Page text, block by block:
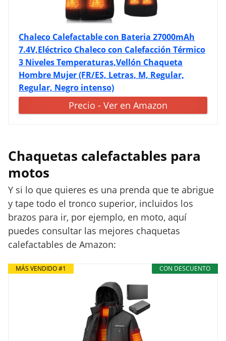
Chaleco Calefactable con Bateria 27000mAh
7.4V,Eléctrico Chaleco con Calefacción Térmico
3 Niveles Temperaturas,Vellón Chaqueta
Hombre Mujer (FR/ES, Letras, M, Regular,
Regular, Negro intenso)
Precio - Ver en Amazon
Chaquetas calefactables para
motos
Y si lo que quieres es una prenda que te abrigue
y tape todo el tronco superior, incluidos los
brazos para ir, por ejemplo, en moto, aquí
puedes consultar las mejores chaquetas
calefactables de Amazon:
CON DESCUENTO
MÁS VENDIDO #1